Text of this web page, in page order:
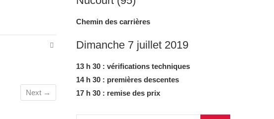
Next →
Chemin des carrières
Dimanche 7 juillet 2019
13 h 30 : vérifications techniques
14 h 30 : premières descentes
17 h 30 : remise des prix